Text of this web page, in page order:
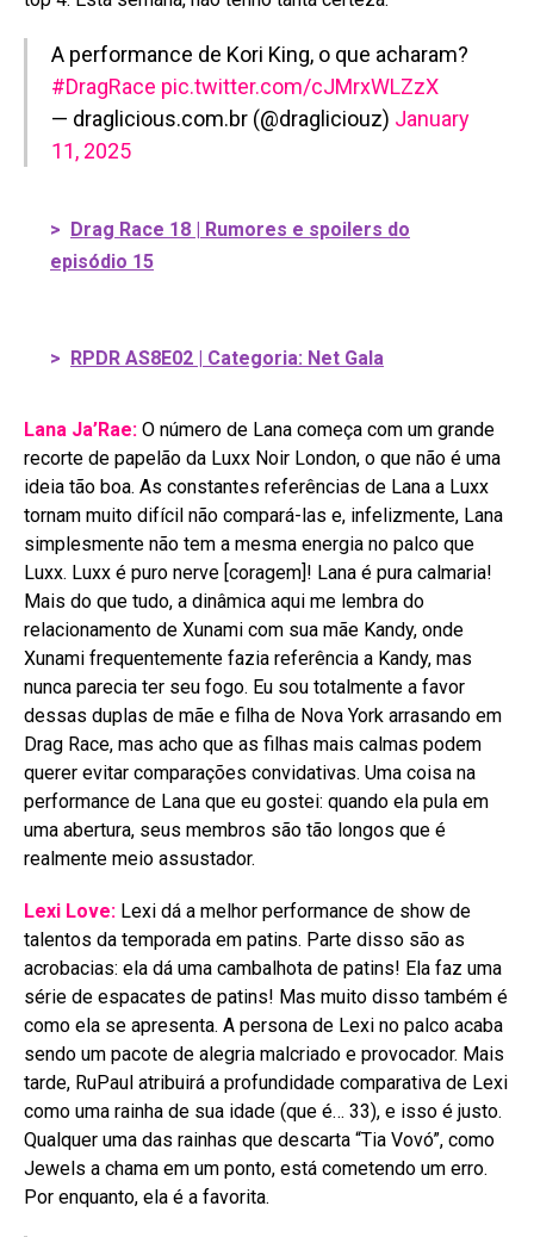
A performance de Kori King, o que acharam?
#DragRace pic.twitter.com/cJMrxWLZzX
— draglicious.com.br (@dragliciouz) January
11, 2025
> Drag Race 18 | Rumores e spoilers do
episódio 15
> RPDR AS8E02 | Categoria: Net Gala
Lana Ja’Rae: O número de Lana começa com um grande
recorte de papelão da Luxx Noir London, o que não é uma
ideia tão boa. As constantes referências de Lana a Luxx
tornam muito difícil não compará-las e, infelizmente, Lana
simplesmente não tem a mesma energia no palco que
Luxx. Luxx é puro nerve [coragem]! Lana é pura calmaria!
Mais do que tudo, a dinâmica aqui me lembra do
relacionamento de Xunami com sua mãe Kandy, onde
Xunami frequentemente fazia referência a Kandy, mas
nunca parecia ter seu fogo. Eu sou totalmente a favor
dessas duplas de mãe e filha de Nova York arrasando em
Drag Race, mas acho que as filhas mais calmas podem
querer evitar comparações convidativas. Uma coisa na
performance de Lana que eu gostei: quando ela pula em
uma abertura, seus membros são tão longos que é
realmente meio assustador.
Lexi Love: Lexi dá a melhor performance de show de
talentos da temporada em patins. Parte disso são as
acrobacias: ela dá uma cambalhota de patins! Ela faz uma
série de espacates de patins! Mas muito disso também é
como ela se apresenta. A persona de Lexi no palco acaba
sendo um pacote de alegria malcriado e provocador. Mais
tarde, RuPaul atribuirá a profundidade comparativa de Lexi
como uma rainha de sua idade (que é… 33), e isso é justo.
Qualquer uma das rainhas que descarta “Tia Vovó”, como
Jewels a chama em um ponto, está cometendo um erro.
Por enquanto, ela é a favorita.